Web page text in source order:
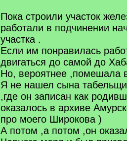
Пока строили участок
работали в подчинении
участка .
Если им понравилась
двигаться до самой до
Но, вероятнее ,помешала
Я не нашел сына
,где он записан как
оказалось в архиве
про моего Широкова )
А потом ,а потом ,он